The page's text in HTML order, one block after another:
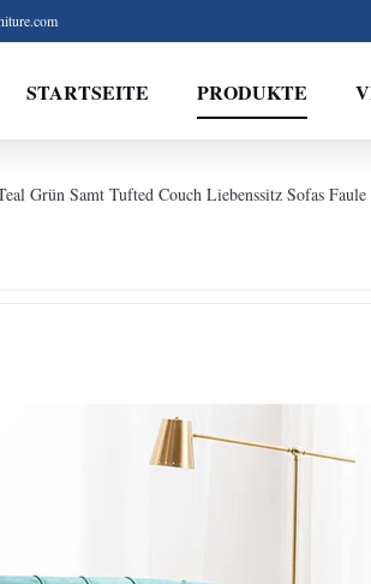
STARTSEITE PRODUKTE
Grün Samt Tufted Couch Liebenssitz Sofas